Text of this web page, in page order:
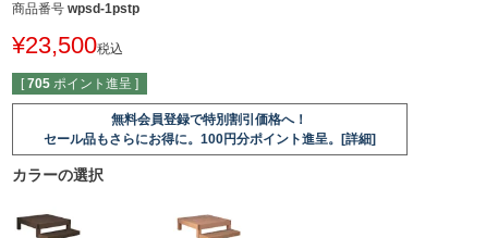
商品番号 wpsd-1pstp
¥23,500税込
[ 705 ポイント進呈 ]
無料会員登録で特別割引価格へ！
セール品もさらにお得に。100円分ポイント進呈。[詳細]
カラーの選択